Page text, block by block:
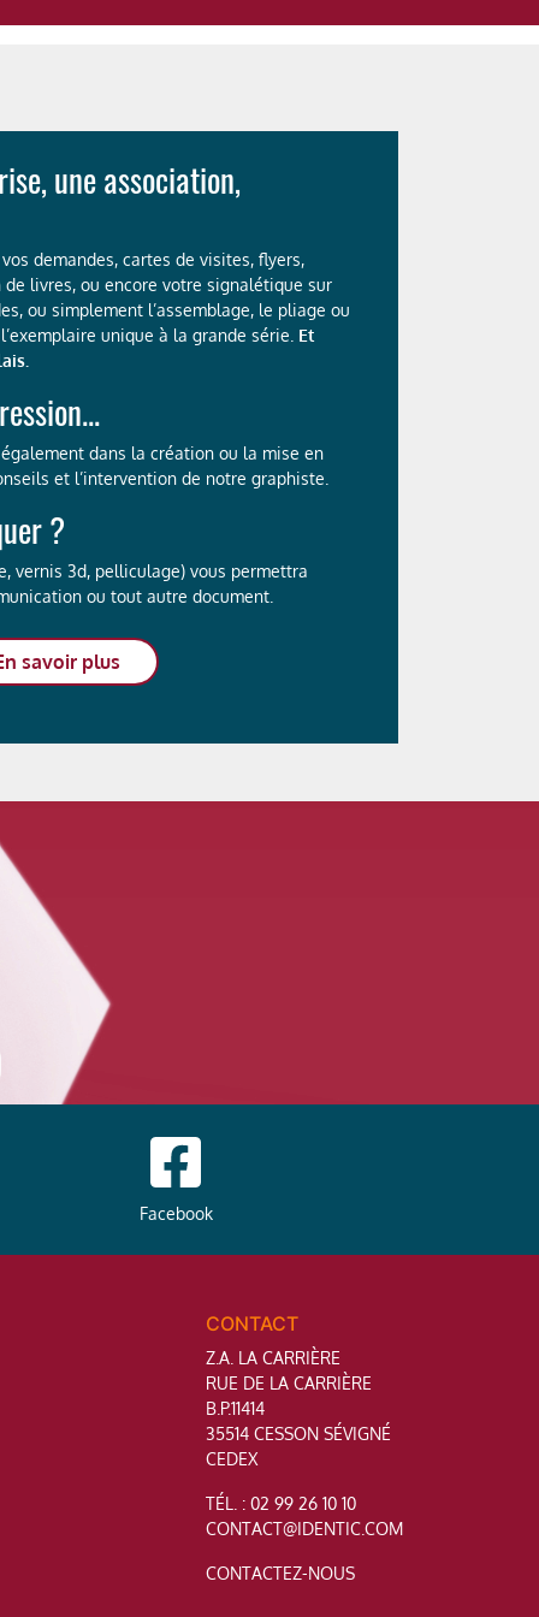
une association,
demandes, cartes de visites, flyers,
livres, ou encore votre signalétique sur
ou simplement l’assemblage, le pliage ou
unique à la grande série. Et
dans la création ou la mise en
et l’intervention de notre graphiste.
?
vernis 3d, pelliculage) vous permettra
ou tout autre document.
savoir plus
Facebook
CONTACT
Z.A. LA CARRIÈRE
RUE DE LA CARRIÈRE
B.P.11414
35514 CESSON SÉVIGNÉ
CEDEX
TÉL. : 02 99 26 10 10
CONTACT@IDENTIC.COM
CONTACTEZ-NOUS